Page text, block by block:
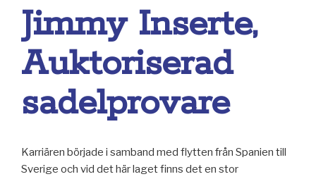
Jimmy Inserte,
Auktoriserad
sadelprovare
Karriären började i samband med flytten från Spanien till
Sverige och vid det här laget finns det en stor